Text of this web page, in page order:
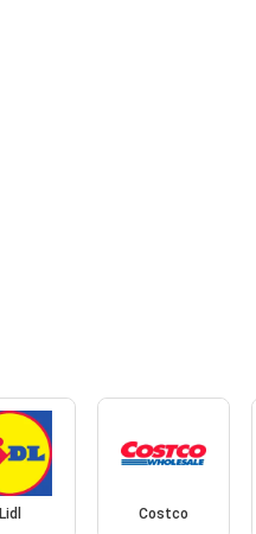
Lidl Costco